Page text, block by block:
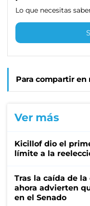
Lo que necesitas
Para compartir en
Ver más
Kicillof dio el
límite a la
Tras la caída de
ahora advierten
en el Senado